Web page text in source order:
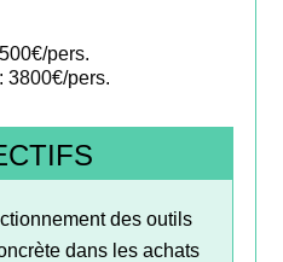
pers.
3800€/pers.
des outils
dans les achats